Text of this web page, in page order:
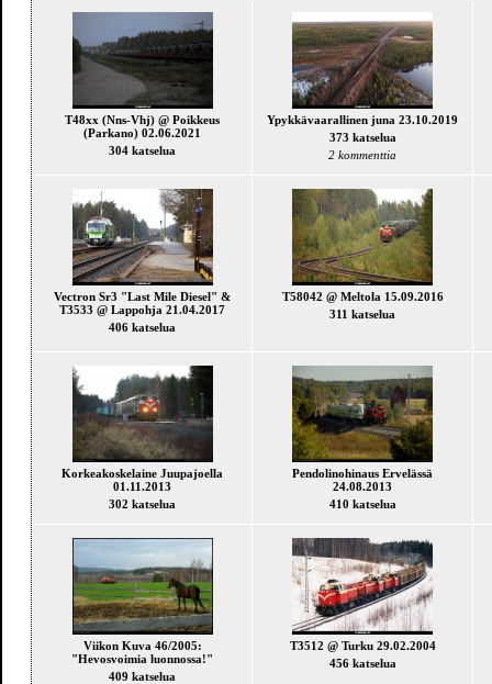
T48xx (Nns-Vhj) @ Poikkeus
(Parkano) 02.06.2021
304 katselua
Ypykkävaarallinen juna 23.10.2019
373 katselua
2 kommenttia
Vectron Sr3 "Last Mile Diesel" &
T3533 @ Lappohja 21.04.2017
406 katselua
T58042 @ Meltola 15.09.2016
311 katselua
Korkeakoskelaine Juupajoella
01.11.2013
302 katselua
Pendolinohinaus Ervelässä
24.08.2013
410 katselua
Viikon Kuva 46/2005:
"Hevosvoimia luonnossa!"
409 katselua
T3512 @ Turku 29.02.2004
456 katselua